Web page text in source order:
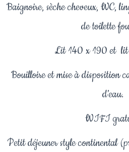
Baignoire, sèche cheveux, WC,
de toilette
Lit 140 x 190 et
Bouilloire et mise à disposition
d’eau.
WIFI
Petit déjeuner style continental